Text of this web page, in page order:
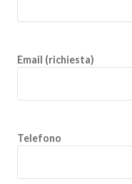
Email (richiesta)
Telefono